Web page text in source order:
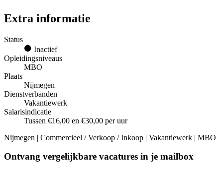
Extra informatie
Status
Inactief
Opleidingsniveaus
MBO
Plaats
Nijmegen
Dienstverbanden
Vakantiewerk
Salarisindicatie
Tussen €16,00 en €30,00 per uur
Nijmegen | Commercieel / Verkoop / Inkoop | Vakantiewerk | MBO
Ontvang vergelijkbare vacatures in je mailbox